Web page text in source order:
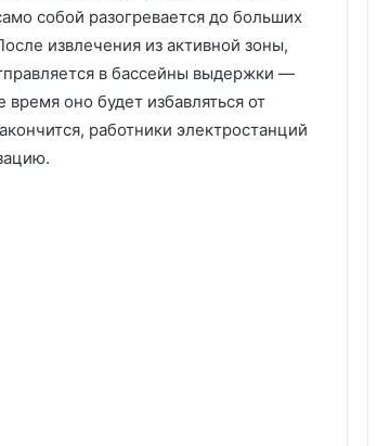
собой разогревается до больших
извлечения из активной зоны,
в бассейны выдержки —
время оно будет избавляться от
работники электростанций